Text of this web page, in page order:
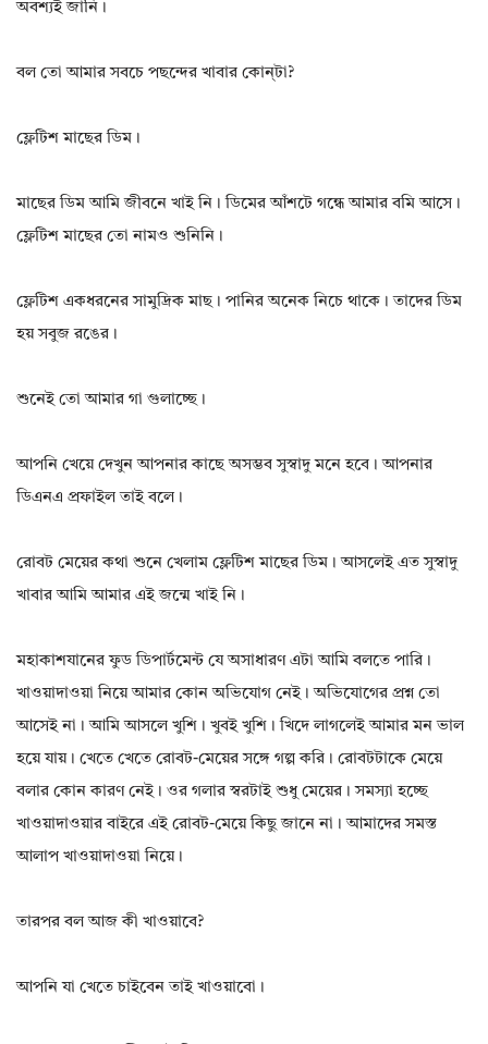
অবশ্যই জানি।
বল তো আমার সবচে পছন্দের খাবার কোন্‌টা?
ফ্লেটিশ মাছের ডিম।
মাছের ডিম আমি জীবনে খাই নি। ডিমের আঁশটে গন্ধে আমার বমি আসে।
ফ্লেটিশ মাছের তো নামও শুনিনি।
ফ্লেটিশ একধরনের সামুদ্রিক মাছ। পানির অনেক নিচে থাকে। তাদের ডিম
হয় সবুজ রঙের।
শুনেই তো আমার গা গুলাচ্ছে।
আপনি খেয়ে দেখুন আপনার কাছে অসম্ভব সুস্বাদু মনে হবে। আপনার
ডিএনএ প্রফাইল তাই বলে।
রোবট মেয়ের কথা শুনে খেলাম ফ্লেটিশ মাছের ডিম। আসলেই এত সুস্বাদু
খাবার আমি আমার এই জন্মে খাই নি।
মহাকাশযানের ফুড ডিপার্টমেন্ট যে অসাধারণ এটা আমি বলতে পারি।
খাওয়াদাওয়া নিয়ে আমার কোন অভিযোগ নেই। অভিযোগের প্রশ্ন তো
আসেই না। আমি আসলে খুশি। খুবই খুশি। খিদে লাগলেই আমার মন ভাল
হয়ে যায়। খেতে খেতে রোবট-মেয়ের সঙ্গে গল্প করি। রোবটটাকে মেয়ে
বলার কোন কারণ নেই। ওর গলার স্বরটাই শুধু মেয়ের। সমস্যা হচ্ছে
খাওয়াদাওয়ার বাইরে এই রোবট-মেয়ে কিছু জানে না। আমাদের সমস্ত
আলাপ খাওয়াদাওয়া নিয়ে।
তারপর বল আজ কী খাওয়াবে?
আপনি যা খেতে চাইবেন তাই খাওয়াবো।